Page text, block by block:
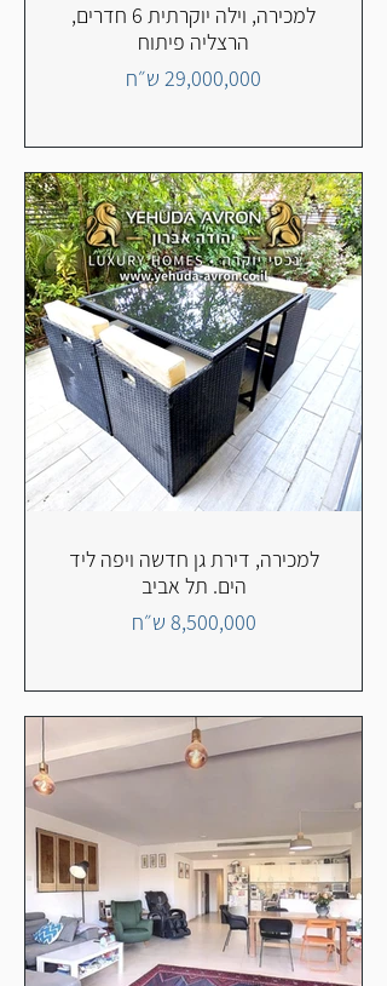
למכירה, וילה יוקרתית 6 חדרים,
הרצליה פיתוח
29,000,000 ש״ח
למכירה, דירת גן חדשה ויפה ליד
הים. תל אביב
8,500,000 ש״ח